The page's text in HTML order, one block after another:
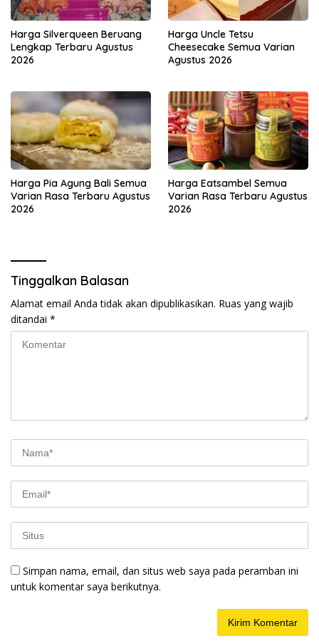
Harga Silverqueen Beruang
Lengkap Terbaru Agustus
2026
Harga Uncle Tetsu
Cheesecake Semua Varian
Agustus 2026
Harga Pia Agung Bali Semua
Varian Rasa Terbaru Agustus
2026
Harga Eatsambel Semua
Varian Rasa Terbaru Agustus
2026
Tinggalkan Balasan
Alamat email Anda tidak akan dipublikasikan. Ruas yang wajib
ditandai *
Simpan nama, email, dan situs web saya pada peramban ini
untuk komentar saya berikutnya.